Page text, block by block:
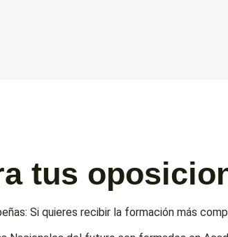
tus
Si quieres recibir la formación más